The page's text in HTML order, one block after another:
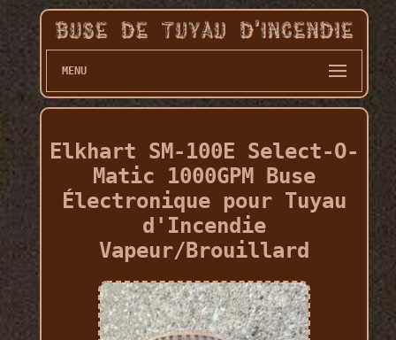
MENU
Elkhart SM-100E Select-O-
Matic 1000GPM Buse
Électronique pour Tuyau
d'Incendie
Vapeur/Brouillard